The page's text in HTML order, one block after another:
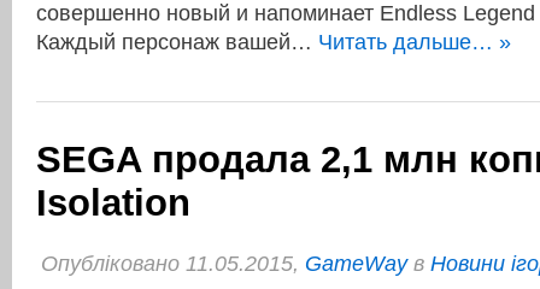
совершенно новый и напоминает Endless Legend
Каждый персонаж вашей… Читать дальше… »
SEGA продала 2,1 млн
Isolation
Опубліковано 11.05.2015, GameWayв Новини